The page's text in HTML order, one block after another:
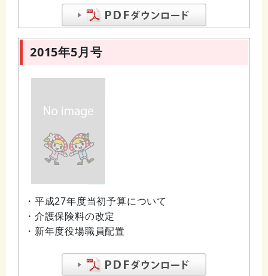
2015年5月号
・平成27年度当初予算について
・介護保険料の改定
・新年度役場職員配置